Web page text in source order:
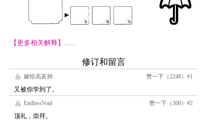
【更多相关解释】......